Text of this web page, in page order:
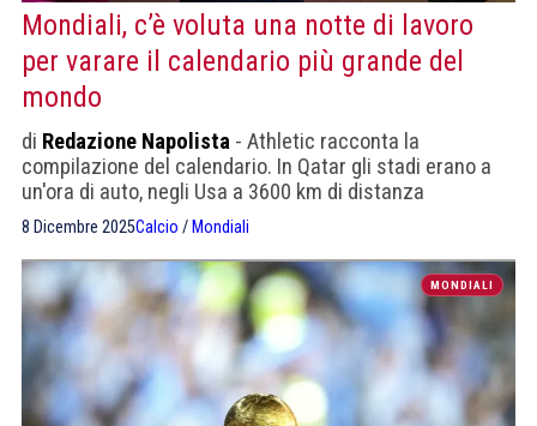
Mondiali, c’è voluta una notte di lavoro
per varare il calendario più grande del
mondo
di Redazione Napolista - Athletic racconta la
compilazione del calendario. In Qatar gli stadi erano a
un'ora di auto, negli Usa a 3600 km di distanza
8 Dicembre 2025Calcio /Mondiali
MONDIALI